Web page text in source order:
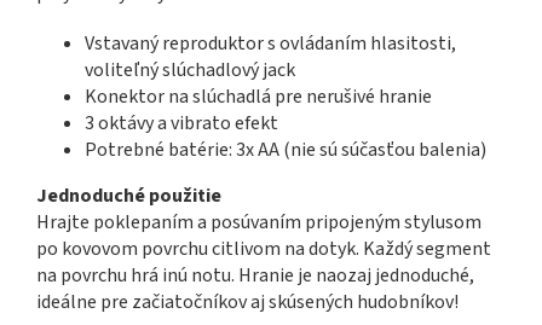
Vstavaný reproduktor s ovládaním hlasitosti,
voliteľný slúchadlový jack
Konektor na slúchadlá pre nerušivé hranie
3 oktávy a vibrato efekt
Potrebné batérie: 3x AA (nie sú súčasťou balenia)
Jednoduché použitie
Hrajte poklepaním a posúvaním pripojeným stylusom
po kovovom povrchu citlivom na dotyk. Každý segment
na povrchu hrá inú notu. Hranie je naozaj jednoduché,
ideálne pre začiatočníkov aj skúsených hudobníkov!